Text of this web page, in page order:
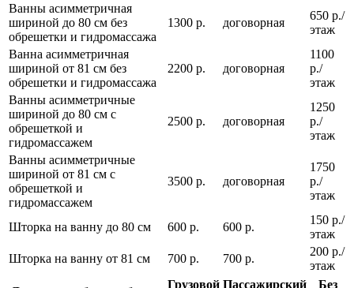
Ванны асимметричная
шириной до 80 см без
обрешетки и гидромассажа
1300 р. договорная
650 р./
этаж
Ванна асимметричная
шириной от 81 см без
обрешетки и гидромассажа
2200 р. договорная
1100
р./
этаж
Ванны асимметричные
шириной до 80 см с
обрешеткой и
гидромассажем
2500 р. договорная
1250
р./
этаж
Ванны асимметричные
шириной от 81 см с
обрешеткой и
гидромассажем
3500 р. договорная
1750
р./
этаж
Шторка на ванну до 80 см 600 р. 600 р.
150 р./
этаж
Шторка на ванну от 81 см
700 р. 700 р.
200 р./
этаж
Грузовой Пассажирский
Без